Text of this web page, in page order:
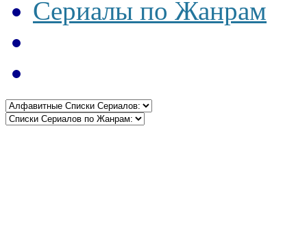
Сериалы по Жанрам